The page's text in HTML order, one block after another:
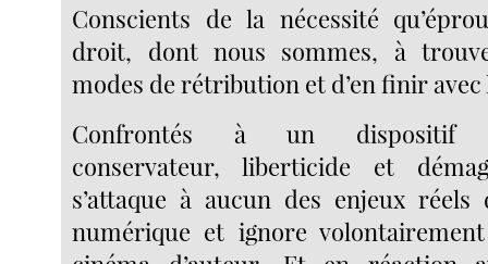
Conscients de la nécessité
droit, dont nous sommes, à
modes de rétribution et d’en finir
Confrontés à un dispositif
conservateur, liberticide et
s’attaque à aucun des enjeux
numérique et ignore